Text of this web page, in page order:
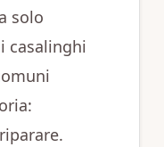
solo
casalinghi